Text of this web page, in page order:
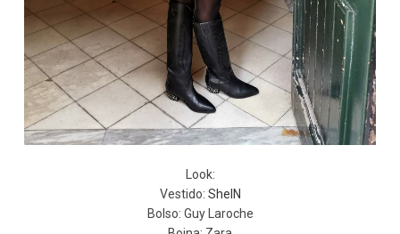
Look:
Vestido: SheIN
Bolso: Guy Laroche